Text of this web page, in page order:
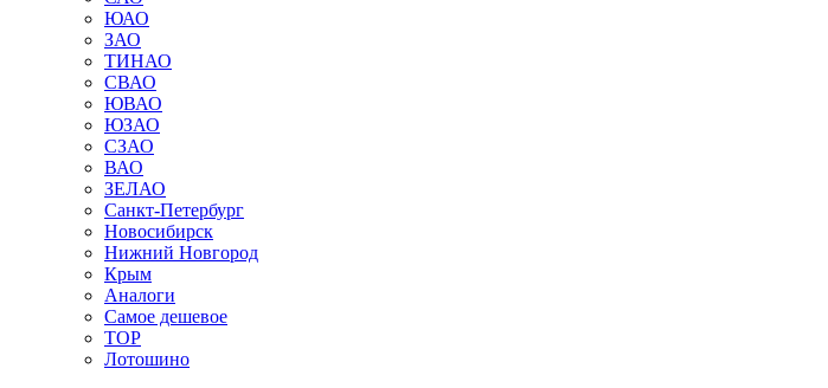
ЮАО
ЗАО
ТИНАО
СВАО
ЮВАО
ЮЗАО
СЗАО
ВАО
ЗЕЛАО
Санкт-Петербург
Новосибирск
Нижний Новгород
Крым
Аналоги
Самое дешевое
TOP
Лотошино